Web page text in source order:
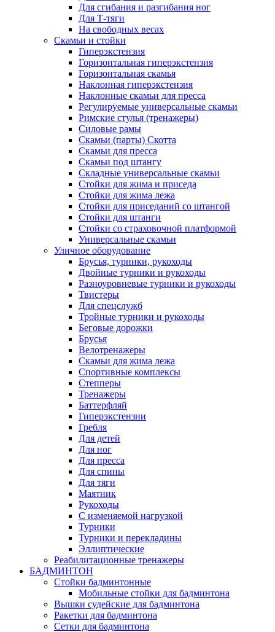
Для сгибания и разгибания ног
Для Т-тяги
На свободных весах
Скамьи и стойки
Гиперэкстензия
Горизонтальная гиперэкстензия
Горизонтальная скамья
Наклонная гиперэкстензия
Наклонные скамьи для пресса
Регулируемые универсальные скамьи
Римские стулья (тренажеры)
Силовые рамы
Скамьи (парты) Скотта
Скамьи для пресса
Скамьи под штангу
Складные универсальные скамьи
Стойки для жима и приседа
Стойки для жима лежа
Стойки для приседаний со штангой
Стойки для штанги
Стойки со страховочной платформой
Универсальные скамьи
Уличное оборудование
Брусья, турники, рукоходы
Двойные турники и рукоходы
Разноуровневые турники и рукоходы
Твистеры
Для спецслужб
Тройные турники и рукоходы
Беговые дорожки
Брусья
Велотренажеры
Скамьи для жима лежа
Спортивные комплексы
Степперы
Тренажеры
Баттерфляй
Гиперэкстензии
Гребля
Для детей
Для ног
Для пресса
Для спины
Для тяги
Маятник
Рукоходы
С изменяемой нагрузкой
Турники
Турники и перекладины
Эллиптические
Реабилитационные тренажеры
БАДМИНТОН
Стойки бадминтонные
Мобильные стойки для бадминтона
Вышки судейские для бадминтона
Ракетки для бадминтона
Сетки для бадминтона